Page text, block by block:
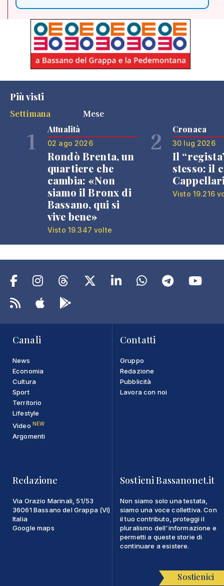
Più visti
Settimana
Mese
1 Attualità
02 ago 2026
Rondò Brenta, un
quartiere che
cambia: «Non
siamo il Bronx di
Bassano, qui si
vive bene»
Visto 19.347 volte
2 Cronaca
30 lug 2026
Il
stesso: il
Visto 19.216
Canali
News
Economia
Cultura
Sport
Territorio
Lifestyle
Video NEW
Argomenti
Contatti
Gruppo
Redazione
Pubblicità
Lavora con noi
Redazione
Via Orazio Marinali, 51/53
36061 Bassano del Grappa (VI)
Italia
Google maps
Sostieni Bassanonet.it
Non siamo solo una testata,
siamo una voce collettiva. Con
il tuo contributo, proteggi il
pluralismo dell'informazione e
permetti a queste storie di
continuare a esistere.
Sostienici